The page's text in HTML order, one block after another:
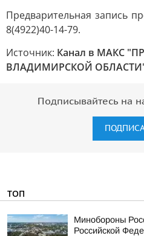
Предварительная запись
8(4922)40-14-79.
Источник: Канал в МАКС
ВЛАДИМИРСКОЙ
Подписывайтесь на
ТОП
Минобороны
Российской